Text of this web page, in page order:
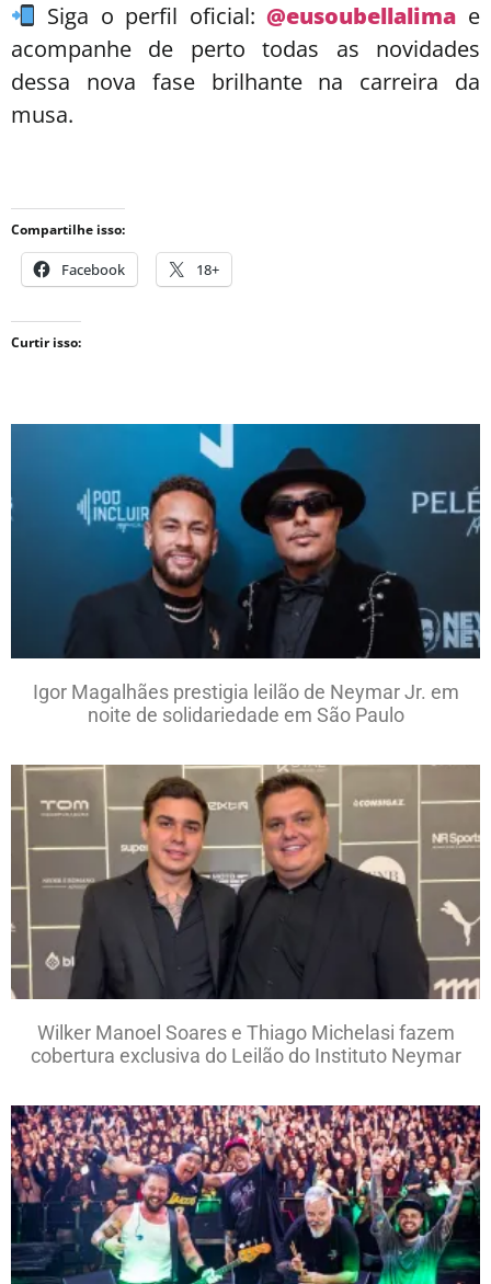
Siga o perfil oficial:@eusoubellalima e
acompanhe de perto todas as novidades
dessa nova fase brilhante na carreira da
musa.
Compartilhe isso:
Facebook 18+
Curtir isso:
Igor Magalhães prestigia leilão de Neymar Jr. em
noite de solidariedade em São Paulo
Wilker Manoel Soares e Thiago Michelasi fazem
cobertura exclusiva do Leilão do Instituto Neymar